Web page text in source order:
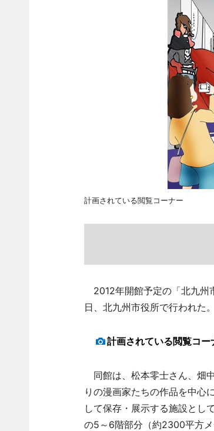
計画されている閲覧コーナー
2012年開館予定の「北九州
日、北九州市役所で行われた。
計画されている閲覧コー
同館は、松本零士さん、畑
りの漫画家たちの作品を中心
して保存・展示する施設とし
の5～6階部分（約2300平方